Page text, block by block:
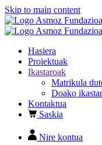
Skip to main content
Hasiera
Proiektuak
Ikastaroak
Matrikula
Doako
Kontaktua
Saskia
Nire kontua